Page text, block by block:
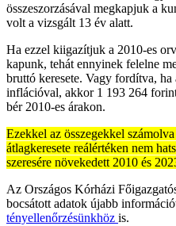
összeszorzásával megkapjuk a
volt a vizsgált 13 év alatt.
Ha ezzel kiigazítjuk a 2010-es
kapunk, tehát ennyinek felelne
bruttó keresete. Vagy fordítva,
inflációval, akkor 1 193 264
bér 2010-es árakon.
Ezekkel az összegekkel
átlagkeresete reálértéken nem
szeresére növekedett 2010 és
Az Országos Kórházi
bocsátott adatok újabb
tényellenőrzésünkhöz is.